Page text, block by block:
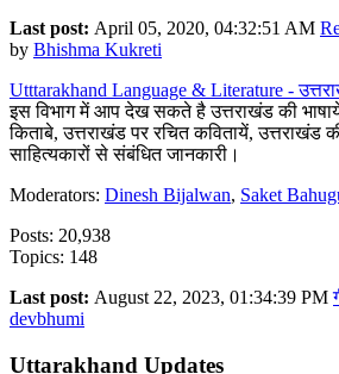
Last post: April 05, 2020, 04:32:51 AM
by Bhishma Kukreti
Utttarakhand Language & Literature -
इस विभाग में आप देख सकते है उत्तराखंड की
किताबे, उत्तराखंड पर रचित कवितायें,
साहित्यकारों से संबंधित जानकारी।
Moderators: Dinesh Bijalwan, Saket
Posts: 20,938
Topics: 148
Last post: August 22, 2023, 01:34:39 PM
devbhumi
Uttarakhand Updates